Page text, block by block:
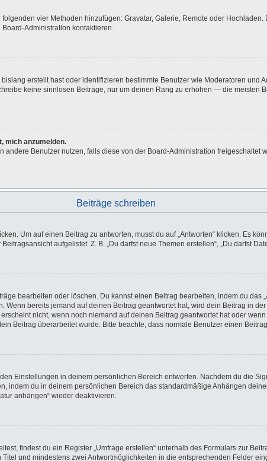
vier Methoden hinzufügen: Gravatar, Galerie, Remote oder
Administration kontaktieren.
erstellt hast oder identifizieren bestimmte Benutzer wie Moderatoren und
keine sinnlosen Beiträge, nur um deinen Rang zu erhöhen — die meisten
mich anzumelden.
Benutzer nutzen, falls diese von der Board-Administration freigeschaltet
Beiträge schreiben
Um auf einen Beitrag zu antworten, musst du auf „Antworten“ klicken. Es
aufgelistet. Z. B. „Du darfst neue Themen erstellen“, „Du darfst
bearbeiten oder löschen. Du kannst einen Beitrag bearbeiten, indem du das
bereits jemand auf deinen Beitrag geantwortet hat, wird dein Beitrag in
nicht, wenn noch niemand auf deinen Beitrag geantwortet hat oder
Beitrag überarbeitet wurde. Bitte beachte, dass normale Benutzer einen
Einstellungen in deinem persönlichen Bereich entwerfen. Nachdem du die
indem du in deinem persönlichen Bereich das standardmäßige Anhängen
anhängen“ wieder deaktivieren.
findest du ein Register „Umfrage erstellen“ unterhalb des Formulars zur
und mindestens zwei Antwortmöglichkeiten in die entsprechenden Felder